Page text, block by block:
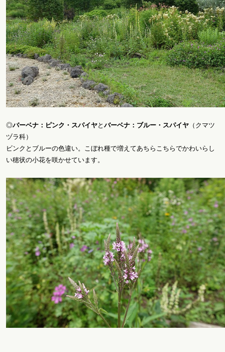
◎バーベナ：ピンク・スパイヤと バーベナ：ブルー・スパイヤ （クマツ
ヅラ科）
ビンクとブルーの色違い。こぼれ種で増えてあちらこちらでかわいらし
い穂状の小花を咲かせています。